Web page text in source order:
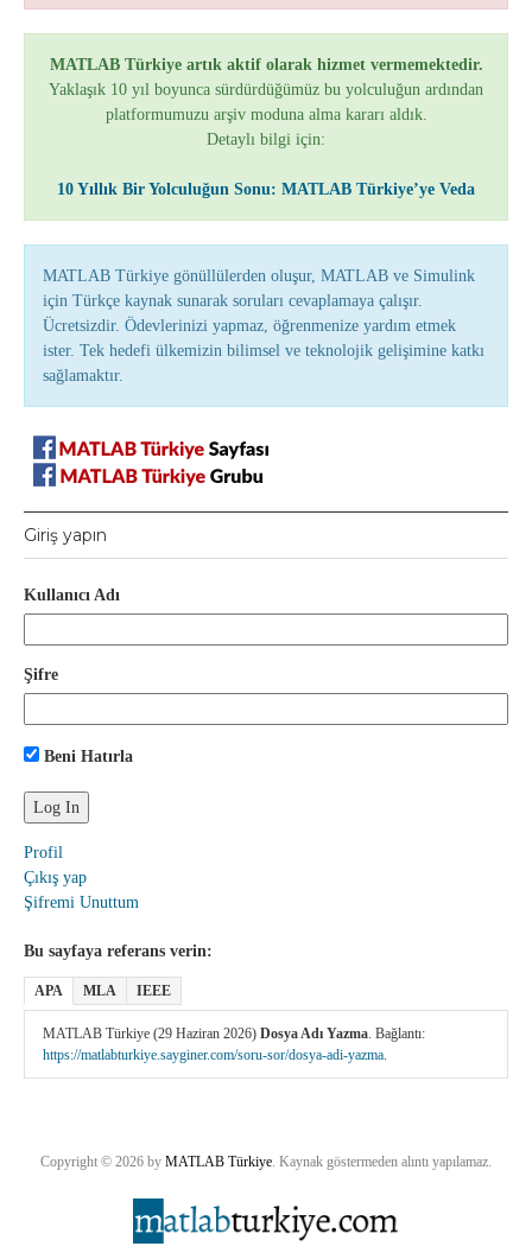
MATLAB Türkiye artık aktif olarak hizmet vermemektedir.
Yaklaşık 10 yıl boyunca sürdürdüğümüz bu yolculuğun ardından
platformumuzu arşiv moduna alma kararı aldık.
Detaylı bilgi için:
10 Yıllık Bir Yolculuğun Sonu: MATLAB Türkiye’ye Veda
MATLAB Türkiye gönüllülerden oluşur, MATLAB ve Simulink
için Türkçe kaynak sunarak soruları cevaplamaya çalışır.
Ücretsizdir. Ödevlerinizi yapmaz, öğrenmenize yardım etmek
ister. Tek hedefi ülkemizin bilimsel ve teknolojik gelişimine katkı
sağlamaktır.
Giriş yapın
Kullanıcı Adı
Şifre
Beni Hatırla
Profil
Çıkış yap
Şifremi Unuttum
Bu sayfaya referans verin:
APA MLA IEEE
MATLAB Türkiye (29 Haziran 2026) Dosya Adı Yazma . Bağlantı:
https://matlabturkiye.sayginer.com/soru-sor/dosya-adi-yazma
Copyright © 2026 by MATLAB Türkiye . Kaynak göstermeden alıntı yapılamaz.